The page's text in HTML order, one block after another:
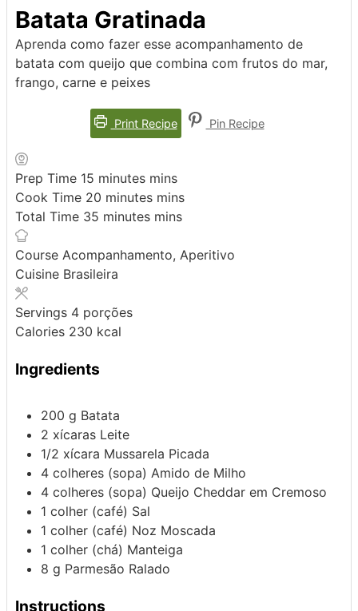
Batata Gratinada
Aprenda como fazer esse acompanhamento de
batata com queijo que combina com frutos do mar,
frango, carne e peixes
Print Recipe Pin Recipe
Prep Time 15 minutes mins
Cook Time 20 minutes mins
Total Time 35 minutes mins
Course Acompanhamento, Aperitivo
Cuisine Brasileira
Servings 4 porções
Calories 230 kcal
Ingredients
200 g Batata
2 xícaras Leite
1/2 xícara Mussarela Picada
4 colheres (sopa) Amido de Milho
4 colheres (sopa) Queijo Cheddar em Cremoso
1 colher (café) Sal
1 colher (café) Noz Moscada
1 colher (chá) Manteiga
8 g Parmesão Ralado
Instructions